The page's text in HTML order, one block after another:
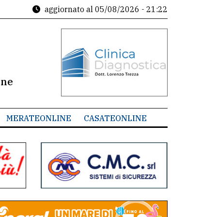
aggiornato al 05/08/2026 - 21:22
MERATEONLINE CASATEONLINE